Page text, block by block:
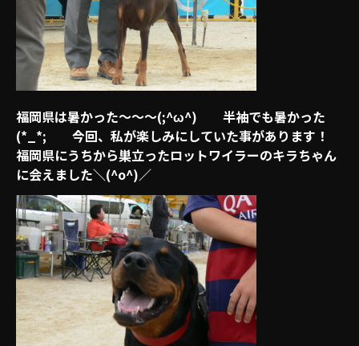
福岡県は暑かった～～～(;^ω^) 半袖でも暑かった
(*_*; 今回、私が楽しみにしていた事があります！
福岡県にうちから巣立ったロットワイラーのキラちゃん
に会えました＼(^o^)／